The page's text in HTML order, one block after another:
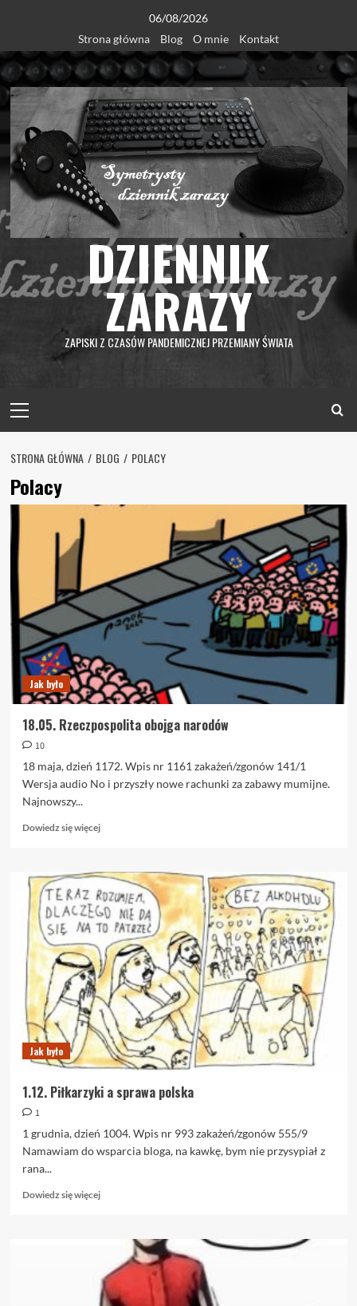
content
06/08/2026
Strona główna
Blog O mnie Kontakt
DZIENNIK
ZARAZY
ZAPISKI Z CZASÓW PANDEMICZNEJ PRZEMIANY ŚWIATA
Menu
STRONA GŁÓWNA BLOG POLACY
Polacy
Jak było
18.05. Rzeczpospolita obojga narodów
10
18 maja, dzień 1172. Wpis nr 1161 zakażeń/zgonów 141/1
Wersja audio No i przyszły nowe rachunki za zabawy mumijne.
Najnowszy...
Dowiedz się więcejDowiedz
o
18.05.
Rzeczpospolita
obojga
narodów
Jak było
1.12. Piłkarzyki a sprawa polska
1
1 grudnia, dzień 1004. Wpis nr 993 zakażeń/zgonów 555/9
Namawiam do wsparcia bloga, na kawkę, bym nie przysypiał z
rana...
Dowiedz się więcejDowiedz
Piłkarzyki
a
sprawa